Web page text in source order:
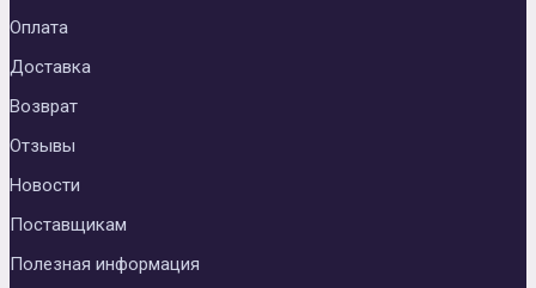
Оплата
Доставка
Возврат
Отзывы
Новости
Поставщикам
Полезная информация